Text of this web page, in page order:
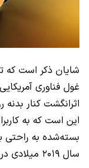
شایان ذکر است که
غول فناوری
اثرانگشت کنار
این است که به
بسته‌شده به راحتی
سال ۲۰۱۹ میلادی در گوشی‌های تاشو اندرویدی وجود دارد.